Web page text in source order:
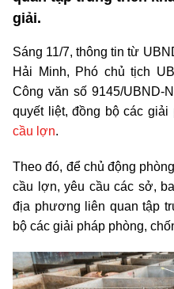
giải.
Sáng 11/7, thông tin từ
Hải Minh, Phó chủ tịch
Công văn số 9145/UBND-
quyết liệt, đồng bộ các giải
cầu lợn.
Theo đó, để chủ động
cầu lợn, yêu cầu các sở,
địa phương liên quan tập
bộ các giải pháp phòng,